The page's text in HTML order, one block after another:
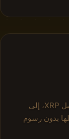
إيداع وسحب عبر بيتكوين، إيثريوم، USDT وريبل XRP، إلى
بدون رسوم